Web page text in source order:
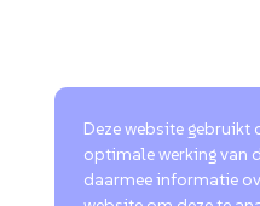
Deze website gebruikt
optimale werking van
daarmee informatie